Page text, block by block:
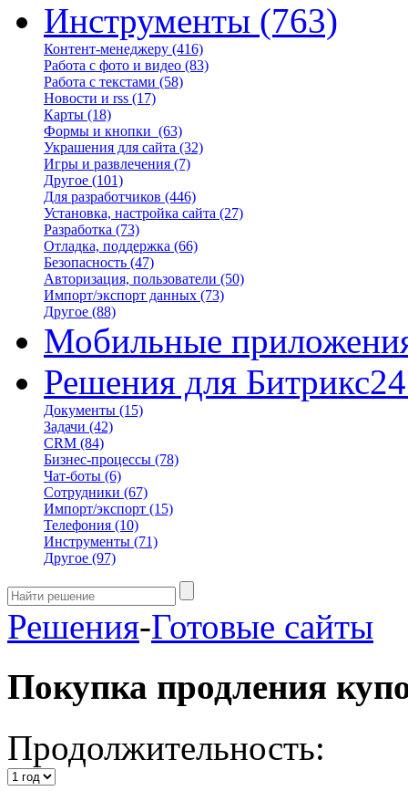
Инструменты (763)
Контент-менеджеру (416)
Работа с фото и видео (83)
Работа с текстами (58)
Новости и rss (17)
Карты (18)
Формы и кнопки (63)
Украшения для сайта (32)
Игры и развлечения (7)
Другое (101)
Для разработчиков (446)
Установка, настройка сайта (27)
Разработка (73)
Отладка, поддержка (66)
Безопасность (47)
Авторизация, пользователи (50)
Импорт/экспорт данных (73)
Другое (88)
Мобильные
Решения для Битрикс24
Документы (15)
Задачи (42)
CRM (84)
Бизнес-процессы (78)
Чат-боты (6)
Сотрудники (67)
Импорт/экспорт (15)
Телефония (10)
Инструменты (71)
Другое (97)
Решения-Готовые сайты
Покупка продления
Продолжительность: